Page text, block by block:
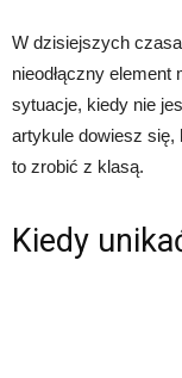
W dzisiejszych
nieodłączny
sytuacje, kiedy nie
artykule dowiesz
to zrobić z klasą.
Kiedy